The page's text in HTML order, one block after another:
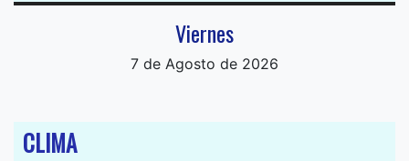
Viernes
7 de Agosto de 2026
CLIMA